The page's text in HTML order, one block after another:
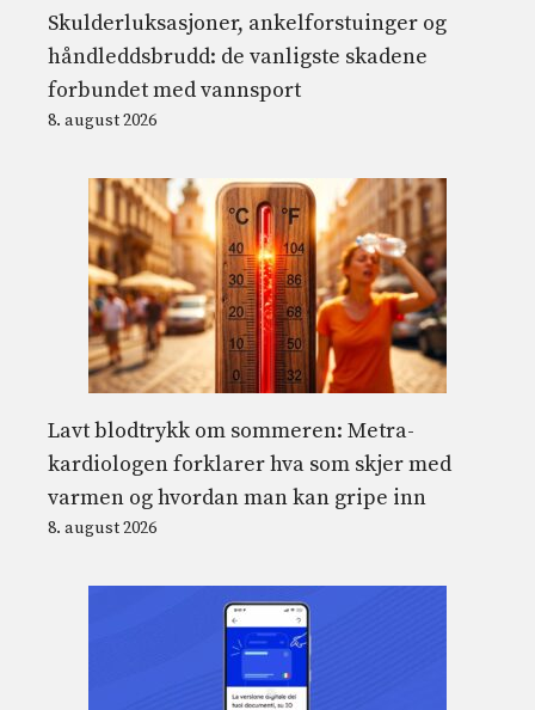
Skulderluksasjoner, ankelforstuinger og
håndleddsbrudd: de vanligste skadene
forbundet med vannsport
8. august 2026
Lavt blodtrykk om sommeren: Metra-
kardiologen forklarer hva som skjer med
varmen og hvordan man kan gripe inn
8. august 2026